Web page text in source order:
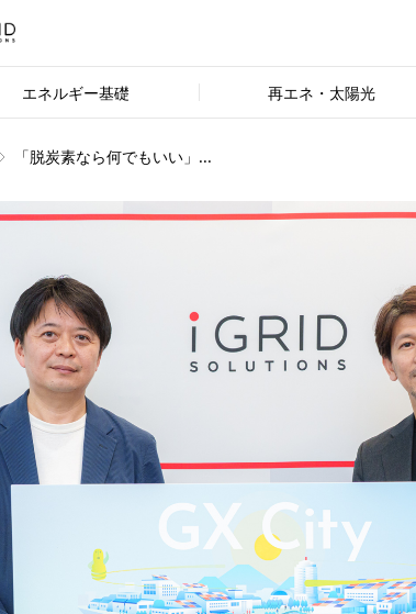
エネルギー基礎 再エネ・太陽光
「脱炭素なら何でもいい」...